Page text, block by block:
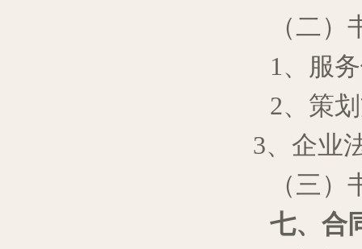
（二）
1、服
2、策
3、 企业
（三）
七、合